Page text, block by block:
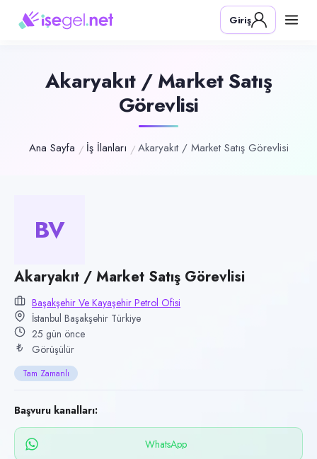
Pozisyon
Akaryakıt / Market Satış Görevlisi
Başakşehir ve Kayaşehir Petrol Ofisi
Konum
Yayın tarihi
Son geçerlilik
13 Ekim 2026
Başvuru kanalları
WhatsApp, Telefon
İlan açıklaması
Petrol Ofisi Başakşehir, Kayaşehir'deki şubelerimiz için deneyimli ve
Giriş
Akaryakıt / Market Satış
Görevlisi
Ana Sayfa İş İlanları Akaryakıt / Market Satış Görevlisi
BV
Akaryakıt / Market Satış Görevlisi
Başakşehir Ve Kayaşehir Petrol Ofisi
İstanbul Başakşehir Türkiye
25 gün önce
Görüşülür
Tam Zamanlı
Başvuru kanalları:
WhatsApp